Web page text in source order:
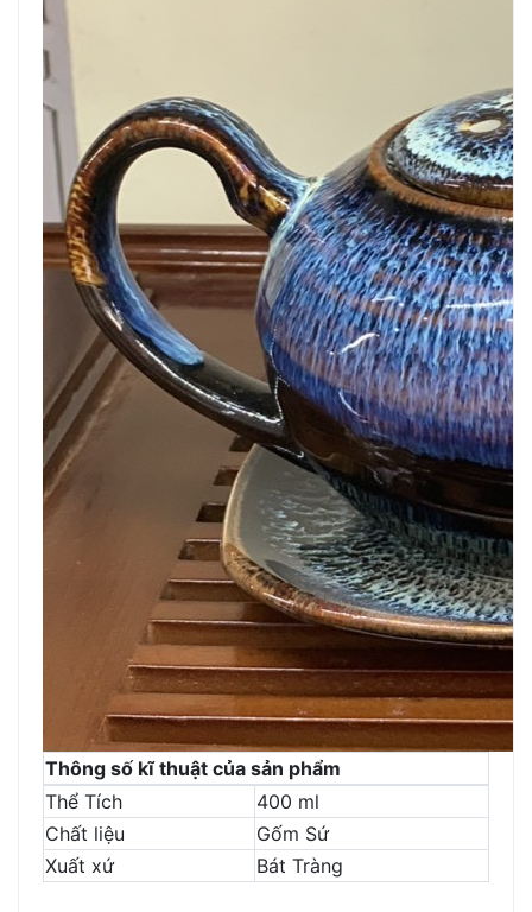
Thông số kĩ thuật của sản phẩm
Thể Tích
400 ml
Chất liệu
Gốm Sứ
Xuất xứ
Bát Tràng